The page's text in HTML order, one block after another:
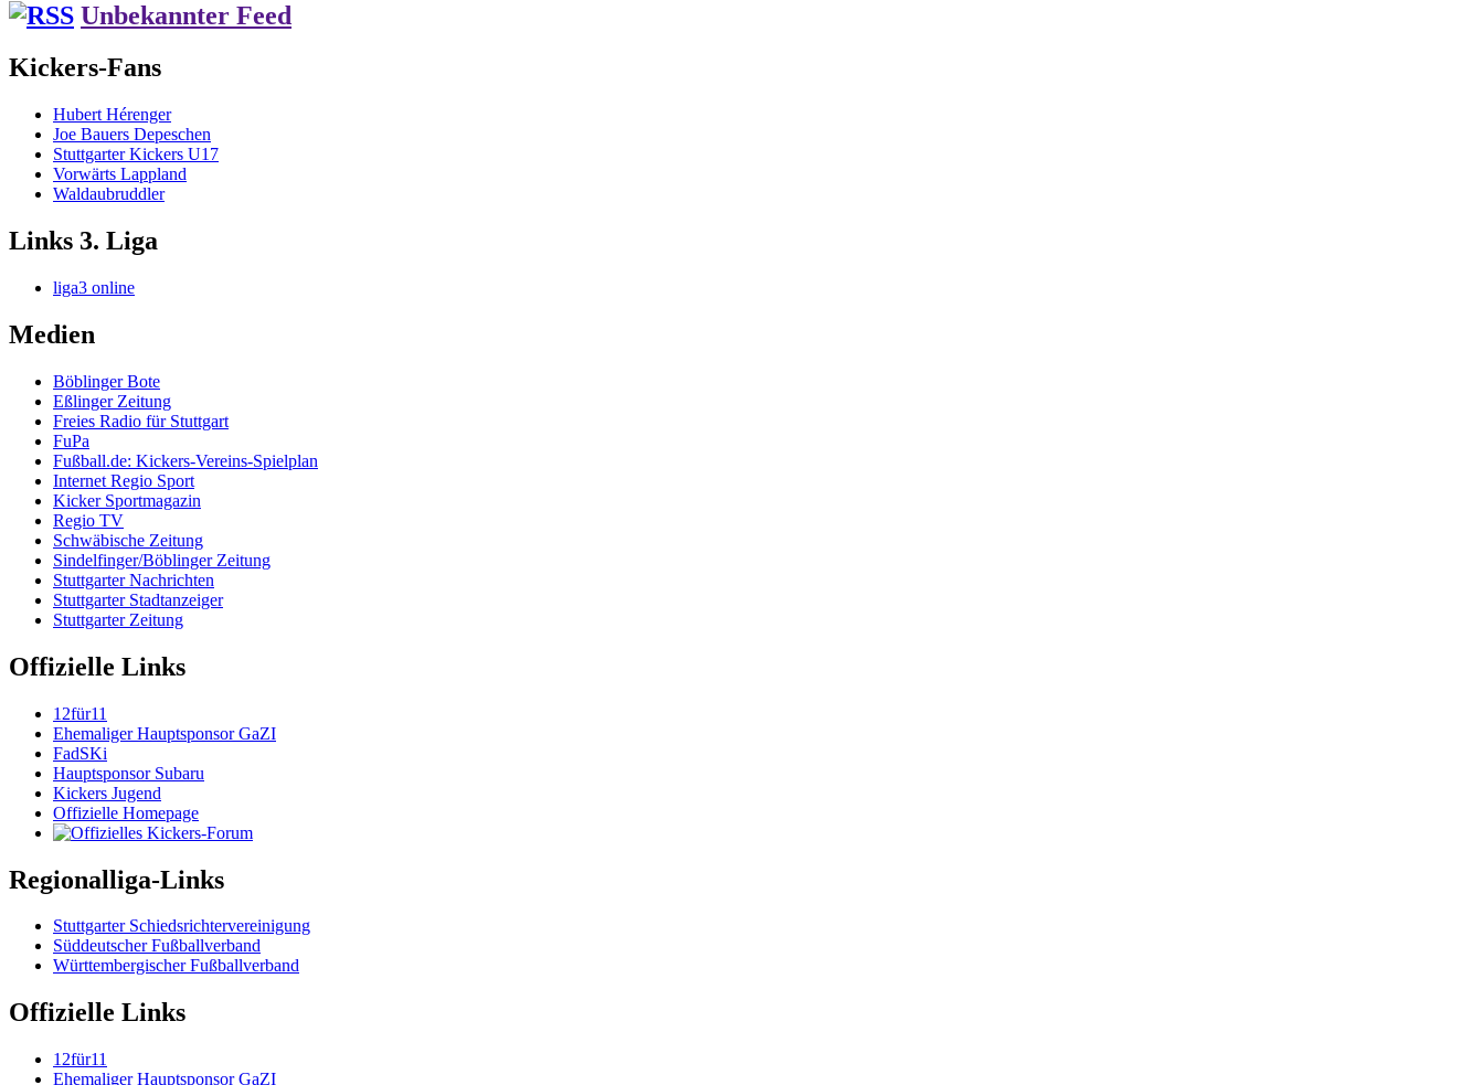
Unbekannter Feed
Kickers-Fans
Hubert Hérenger
Joe Bauers Depeschen
Stuttgarter Kickers U17
Vorwärts Lappland
Waldaubruddler
Links 3. Liga
liga3 online
Medien
Böblinger Bote
Eßlinger Zeitung
Freies Radio für Stuttgart
FuPa
Fußball.de: Kickers-Vereins-Spielplan
Internet Regio Sport
Kicker Sportmagazin
Regio TV
Schwäbische Zeitung
Sindelfinger/Böblinger Zeitung
Stuttgarter Nachrichten
Stuttgarter Stadtanzeiger
Stuttgarter Zeitung
Offizielle Links
12für11
Ehemaliger Hauptsponsor GaZI
FadSKi
Hauptsponsor Subaru
Kickers Jugend
Offizielle Homepage
Regionalliga-Links
Stuttgarter Schiedsrichtervereinigung
Süddeutscher Fußballverband
Württembergischer Fußballverband
Offizielle Links
12für11
Ehemaliger Hauptsponsor GaZI